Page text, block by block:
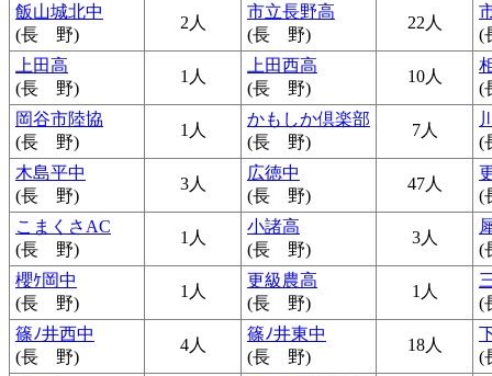
飯山城北中
(長 野)
2人
市立長野高
(長 野)
22人
(
上田高
(長 野)
1人
上田西高
(長 野)
10人
(
岡谷市陸協
(長 野)
1人
かもしか倶楽部
(長 野)
7人
(
木島平中
(長 野)
3人
広徳中
(長 野)
47人
(
こまくさAC
(長 野)
1人
小諸高
(長 野)
3人
(
櫻ｹ岡中
(長 野)
1人
更級農高
(長 野)
1人
(
篠ﾉ井西中
(長 野)
4人
篠ﾉ井東中
(長 野)
18人
(